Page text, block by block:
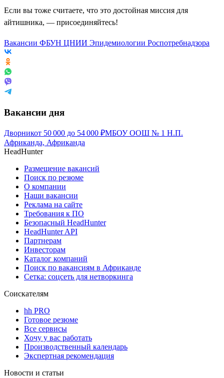
Если вы тоже считаете, что это достойная миссия для
айтишника, — присоединяйтесь!
Вакансии ФБУН ЦНИИ Эпидемиологии Роспотребнадзора
Вакансии дня
Дворникот 50 000 до 54 000 ₽МБОУ ООШ № 1 Н.П.
Африканда, Африканда
HeadHunter
Размещение вакансий
Поиск по резюме
О компании
Наши вакансии
Реклама на сайте
Требования к ПО
Безопасный HeadHunter
HeadHunter API
Партнерам
Инвесторам
Каталог компаний
Поиск по вакансиям в Африканде
Сетка: соцсеть для нетворкинга
Соискателям
hh PRO
Готовое резюме
Все сервисы
Хочу у вас работать
Производственный календарь
Экспертная рекомендация
Новости и статьи